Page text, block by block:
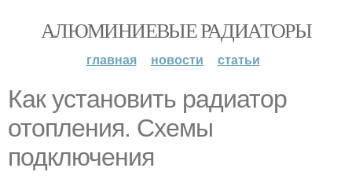
АЛЮМИНИЕВЫЕ РАДИАТОРЫ
главная новости статьи
Как установить радиатор
отопления. Схемы
подключения